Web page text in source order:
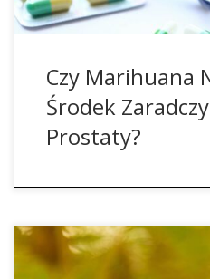
Czy Marihuana
Środek
Prostaty?